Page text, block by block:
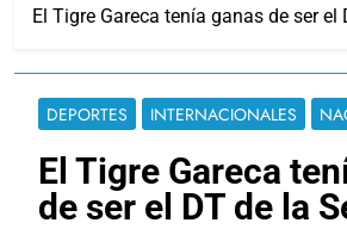
El Tigre Gareca tenía ganas de ser el
DEPORTES INTERNACIONALES
El Tigre Gareca
de ser el DT de la